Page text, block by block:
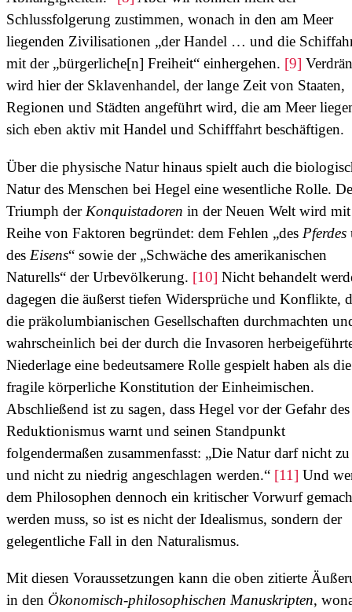
Schlussfolgerung zustimmen, wonach in den am Meer
liegenden Zivilisationen „der Handel … und die
mit der „bürgerliche[n] Freiheit“ einhergehen. [9]
wird hier der Sklavenhandel, der lange Zeit von Staaten,
Regionen und Städten angeführt wird, die am Meer
sich eben aktiv mit Handel und Schifffahrt beschäftigen.
Über die physische Natur hinaus spielt auch die
Natur des Menschen bei Hegel eine wesentliche Rolle.
Triumph der Konquistadoren in der Neuen Welt wird
Reihe von Faktoren begründet: dem Fehlen „des Pferdes
des Eisens“ sowie der „Schwäche des amerikanischen
Naturells“ der Urbevölkerung. [10] Nicht behandelt
dagegen die äußerst tiefen Widersprüche und Konflikte,
die präkolumbianischen Gesellschaften durchmachten
wahrscheinlich bei der durch die Invasoren
Niederlage eine bedeutsamere Rolle gespielt haben als die
fragile körperliche Konstitution der Einheimischen.
Abschließend ist zu sagen, dass Hegel vor der Gefahr des
Reduktionismus warnt und seinen Standpunkt
folgendermaßen zusammenfasst: „Die Natur darf nicht
und nicht zu niedrig angeschlagen werden.“ [11] Und
dem Philosophen dennoch ein kritischer Vorwurf
werden muss, so ist es nicht der Idealismus, sondern der
gelegentliche Fall in den Naturalismus.
Mit diesen Voraussetzungen kann die oben zitierte
in den Ökonomisch-philosophischen Manuskripten,